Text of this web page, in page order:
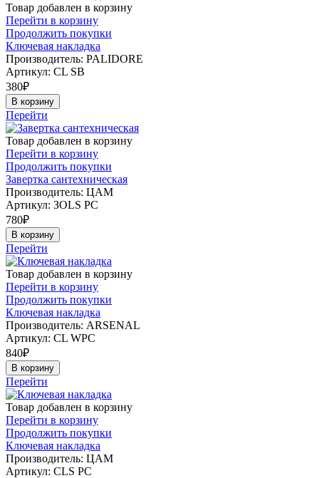
Товар добавлен в корзину
Перейти в корзину
Продолжить покупки
Ключевая накладка
Производитель: PALIDORE
Артикул: CL SB
380₽
В корзину
Перейти
Товар добавлен в корзину
Перейти в корзину
Продолжить покупки
Завертка сантехническая
Производитель: ЦАМ
Артикул: ЗOLS PC
780₽
В корзину
Перейти
Товар добавлен в корзину
Перейти в корзину
Продолжить покупки
Ключевая накладка
Производитель: ARSENAL
Артикул: CL WPC
840₽
В корзину
Перейти
Товар добавлен в корзину
Перейти в корзину
Продолжить покупки
Ключевая накладка
Производитель: ЦАМ
Артикул: CLS PC